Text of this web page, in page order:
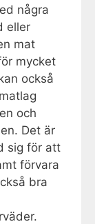
några
eller
mat
mycket
också
och
Det är
sig för att
förvara
bra